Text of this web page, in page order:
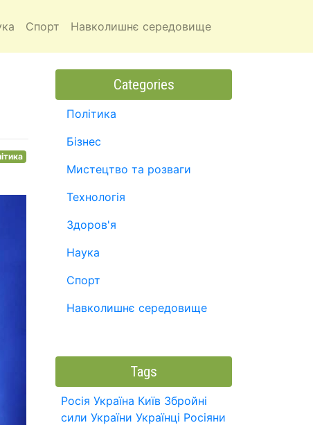
Спорт Навколишнє середовище
Categories
Політика
Бізнес
Мистецтво та розваги
Технологія
Здоров'я
Наука
Спорт
Навколишнє середовище
Tags
Росія Україна Київ Збройні
сили України Українці Росіяни